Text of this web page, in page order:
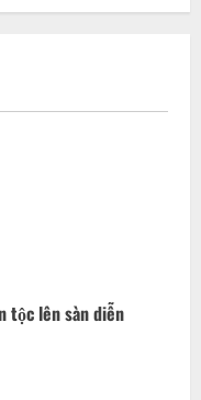
tộc lên sàn diễn